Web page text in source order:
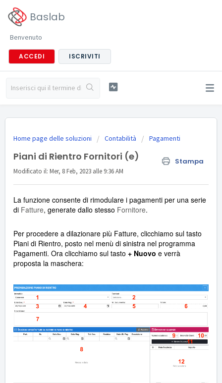
Baslab
Benvenuto
ACCEDI ISCRIVITI
Home page delle soluzioni Contabilità Pagamenti
Piani di Rientro Fornitori (e) Stampa
Modificato il: Mer, 8 Feb, 2023 alle 9:36 AM
La funzione consente di rimodulare i pagamenti per una serie
di Fatture, generate dallo stesso Fornitore.
Per procedere a dilazionare più Fatture, clicchiamo sul tasto
Piani di Rientro, posto nel menù di sinistra nel programma
Pagamenti. Ora clicchiamo sul tasto + Nuovo e verrà
proposta la maschera: